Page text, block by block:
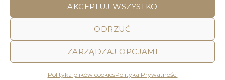
AKCEPTUJ WSZYSTKO
ODRZUĆ
ZARZĄDZAJ OPCJAMI
Polityka plików cookiesPolityka Prywatności
POLITYKA PRYWATNOŚCI
REGULAMIN SKLEPU ON-LINE
DECOR AND YOU
Decor & You | Home Decorations | Home Accessories |